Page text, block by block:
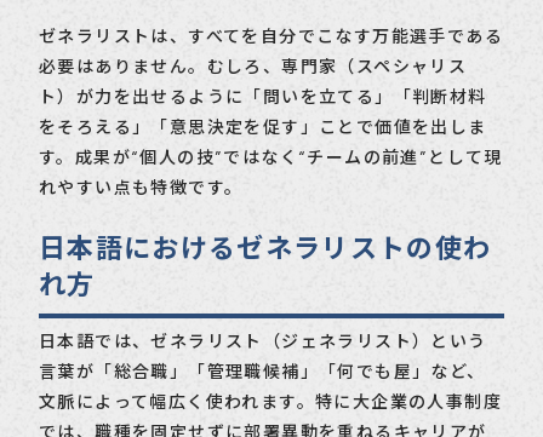
ゼネラリストは、すべてを自分でこなす万能選手である
必要はありません。むしろ、専門家（スペシャリス
ト）が力を出せるように「問いを立てる」「判断材料
をそろえる」「意思決定を促す」ことで価値を出しま
す。成果が“個人の技”ではなく“チームの前進”として現
れやすい点も特徴です。
日本語におけるゼネラリストの使わ
れ方
日本語では、ゼネラリスト（ジェネラリスト）という
言葉が「総合職」「管理職候補」「何でも屋」など、
文脈によって幅広く使われます。特に大企業の人事制度
では、職種を固定せずに部署異動を重ねるキャリアが